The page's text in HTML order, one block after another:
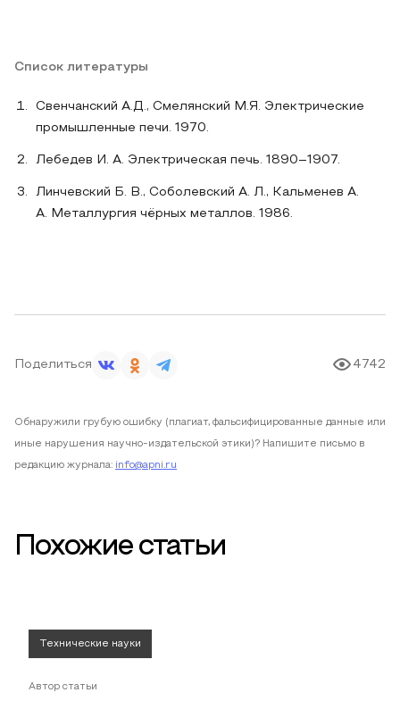
Список литературы
Свенчанский А.Д., Смелянский М.Я. Электрические
промышленные печи. 1970.
Лебедев И. А. Электрическая печь. 1890–1907.
Линчевский Б. В., Соболевский А. Л., Кальменев А.
А. Металлургия чёрных металлов. 1986.
Поделиться 4742
Обнаружили грубую ошибку (плагиат, фальсифицированные данные или
иные нарушения научно-издательской этики)? Напишите письмо в
редакцию журнала: info@apni.ru
Похожие статьи
Технические науки
Автор статьи